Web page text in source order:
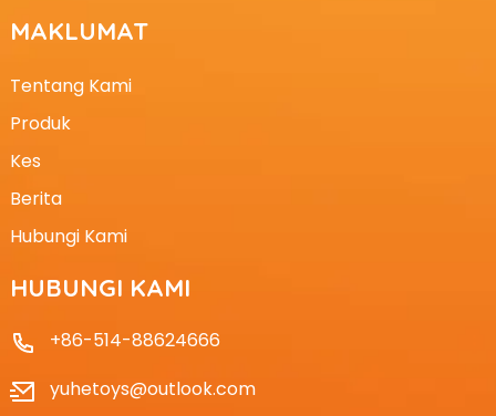
MAKLUMAT
Tentang Kami
Produk
Kes
Berita
Hubungi Kami
HUBUNGI KAMI
+86-514-88624666
yuhetoys@outlook.com